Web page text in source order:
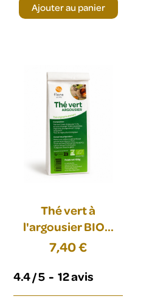
Ajouter au panier
Thé vert à
l'argousier BIO...
7,40 €
4.4/5 - 12avis